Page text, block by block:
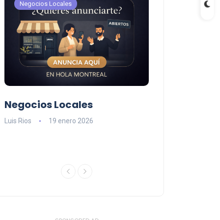
Negocios Locales
Negocios Locales
Luis Rios 19 enero 2026
Negocios Locales